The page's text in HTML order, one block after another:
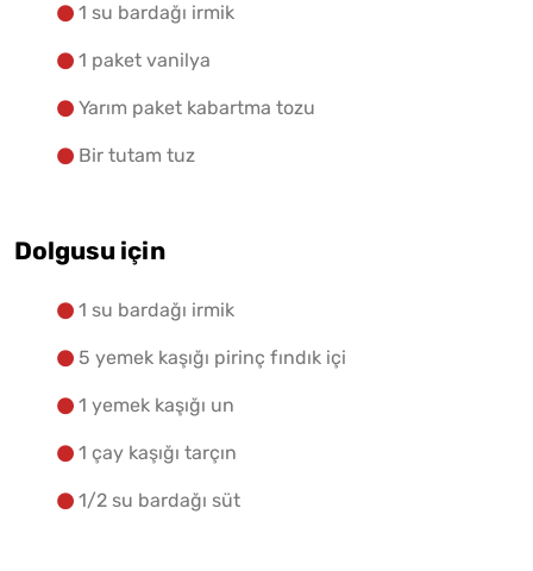
1 su bardağı irmik
1 paket vanilya
Yarım paket kabartma tozu
Bir tutam tuz
Dolgusu için
1 su bardağı irmik
5 yemek kaşığı pirinç fındık içi
1 yemek kaşığı un
1 çay kaşığı tarçın
1/2 su bardağı süt